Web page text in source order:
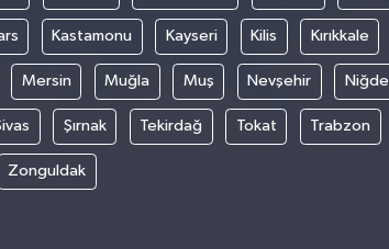
Kastamonu Kayseri Kilis Kırıkkale
Mersin Muğla Muş Nevşehir Niğde
Şırnak Tekirdağ Tokat Trabzon
Zonguldak